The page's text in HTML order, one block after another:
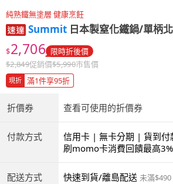
純熟鐵無塗層 健康烹飪
Summit 日本製窒化鐵鍋/單柄
$2,706 限時折後價
$2,849促銷價$5,990市售價
現折 滿1件享95折
折價券 查看可使用的折價券
付款方式
信用卡 | 無卡分期 | 貨到
商付款 | ATM | 銀聯卡
刷momo卡消費回饋最高3%
配送方式 快速到貨/離島配送 未滿